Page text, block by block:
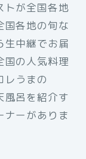
トが全国各地
国各地の旬な
生中継でお届
国の人気料理
レうまの
風呂を紹介す
ナーがありま